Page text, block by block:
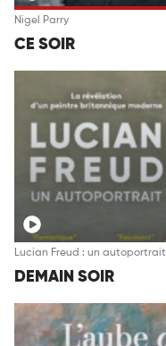
Nigel Parry
CE SOIR
Lucian Freud : un autoportrait
DEMAIN SOIR